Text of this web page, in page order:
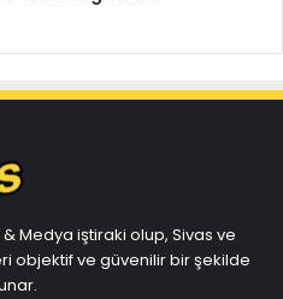
Medya iştiraki olup, Sivas ve
objektif ve güvenilir bir şekilde